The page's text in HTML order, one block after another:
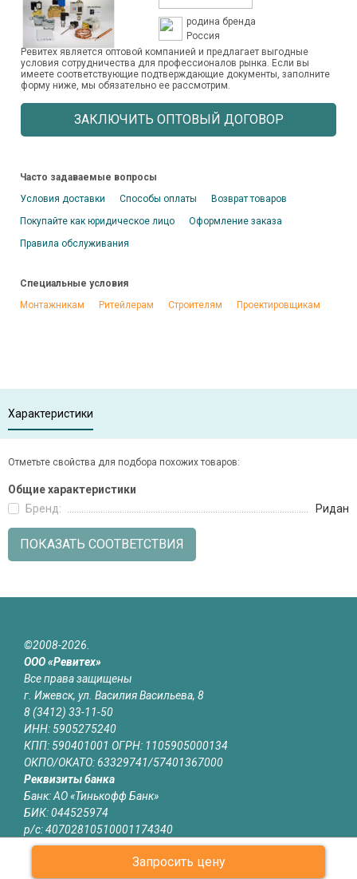
Запросить цену
родина бренда
Россия
Ревитех является оптовой компанией и предлагает выгодные
условия сотрудничества для профессионалов рынка. Если вы
имеете соответствующие подтверждающие документы, заполните
форму ниже, мы обязательно ее рассмотрим.
ЗАКЛЮЧИТЬ ОПТОВЫЙ ДОГОВОР
Часто задаваемые вопросы
Условия доставки
Способы оплаты
Возврат товаров
Покупайте как юридическое лицо
Оформление заказа
Правила обслуживания
Специальные условия
Монтажникам
Ритейлерам Строителям Проектировщикам
Характеристики
Отметьте свойства для подбора похожих товаров:
Общие характеристики
Бренд:
Ридан
ПОКАЗАТЬ СООТВЕТСТВИЯ
©2008-2026.
ООО «Ревитех»
Все права защищены
г. Ижевск, ул. Василия Васильева, 8
8 (3412) 33-11-50
ИНН: 5905275240
КПП: 590401001 ОГРН: 1105905000134
ОКПО/ОКАТО: 63329741/57401367000
Реквизиты банка
Банк: АО «Тинькофф Банк»
БИК: 044525974
р/с: 40702810510001174340
к/с: 30101810145250000974
Юридическая информация